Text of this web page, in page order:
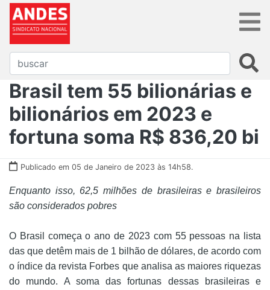
Brasil tem 55 bilionárias e
bilionários em 2023 e
fortuna soma R$ 836,20 bi
Publicado em 05 de Janeiro de 2023 às 14h58.
Enquanto isso, 62,5 milhões de brasileiras e brasileiros
são considerados pobres
O Brasil começa o ano de 2023 com 55 pessoas na lista
das que detêm mais de 1 bilhão de dólares, de acordo com
o índice da revista Forbes que analisa as maiores riquezas
do mundo. A soma das fortunas dessas brasileiras e